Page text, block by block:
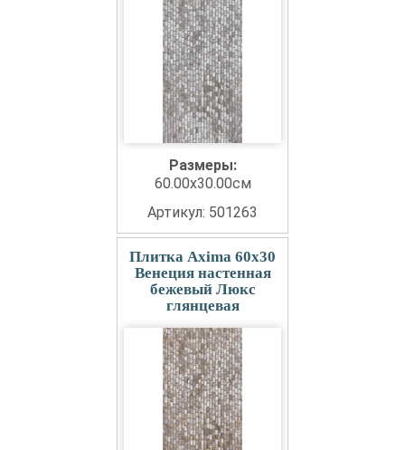
Размеры:
60.00x30.00см
Артикул: 501263
Плитка Axima 60x30
Венеция настенная
бежевый Люкс
глянцевая